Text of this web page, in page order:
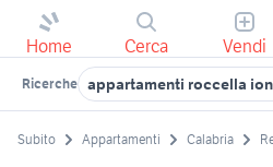
Home Cerca Vendi
Ricerche appartamenti roccella
Subito Appartamenti Calabria